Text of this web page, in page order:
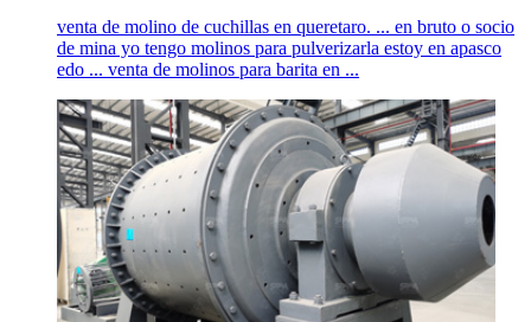
venta de molino de cuchillas en queretaro. ... en bruto o socio
de mina yo tengo molinos para pulverizarla estoy en apasco
edo ... venta de molinos para barita en ...